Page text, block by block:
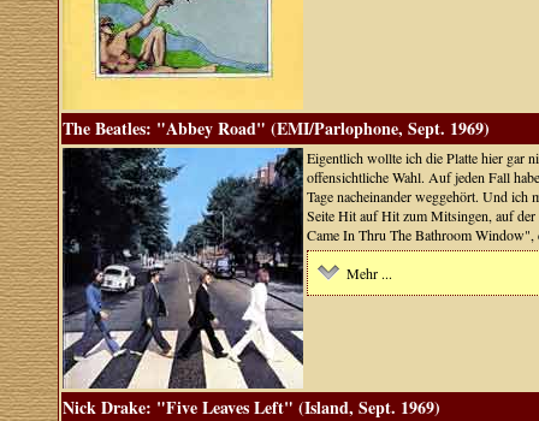
The Beatles: "Abbey Road" (EMI/Parlophone, Sept. 1969)
Eigentlich wollte ich die Platte hier gar
offensichtliche Wahl. Auf jeden Fall
Tage nacheinander weggehört. Und ich
Seite Hit auf Hit zum Mitsingen, auf
Came In Thru The Bathroom Window",
Mehr ...
Nick Drake: "Five Leaves Left" (Island, Sept. 1969)